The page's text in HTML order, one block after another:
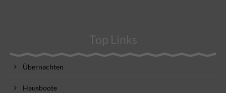
Top Links
Übernachten
Hausboote